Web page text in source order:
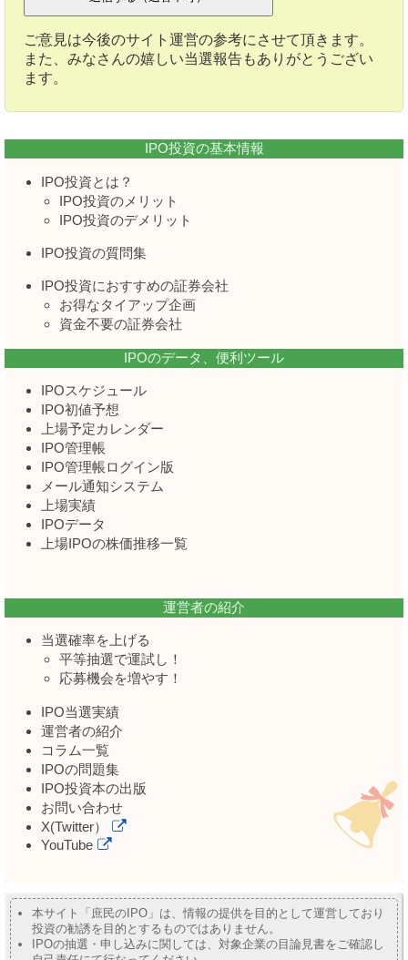
ご意見は今後のサイト運営の参考にさせて頂きます。
また、みなさんの嬉しい当選報告もありがとうござい
ます。
IPO投資の基本情報
IPO投資とは？
IPO投資のメリット
IPO投資のデメリット
IPO投資の質問集
IPO投資におすすめの証券会社
お得なタイアップ企画
資金不要の証券会社
IPOのデータ、便利ツール
IPOスケジュール
IPO初値予想
上場予定カレンダー
IPO管理帳
IPO管理帳ログイン版
メール通知システム
上場実績
IPOデータ
上場IPOの株価推移一覧
運営者の紹介
当選確率を上げる
平等抽選で運試し！
応募機会を増やす！
IPO当選実績
運営者の紹介
コラム一覧
IPOの問題集
IPO投資本の出版
お問い合わせ
X(Twitter）
YouTube
本サイト「庶民のIPO」は、情報の提供を目的として運営しており
投資の勧誘を目的とするものではありません。
IPOの抽選・申し込みに関しては、対象企業の目論見書をご確認し